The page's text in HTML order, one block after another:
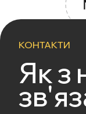
КОНТАКТИ
Як з